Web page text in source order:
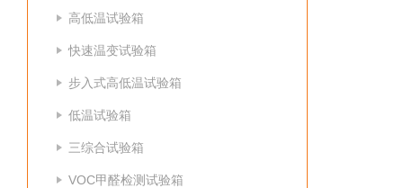
高低温试验箱
快速温变试验箱
步入式高低温试验箱
低温试验箱
三综合试验箱
VOC甲醛检测试验箱